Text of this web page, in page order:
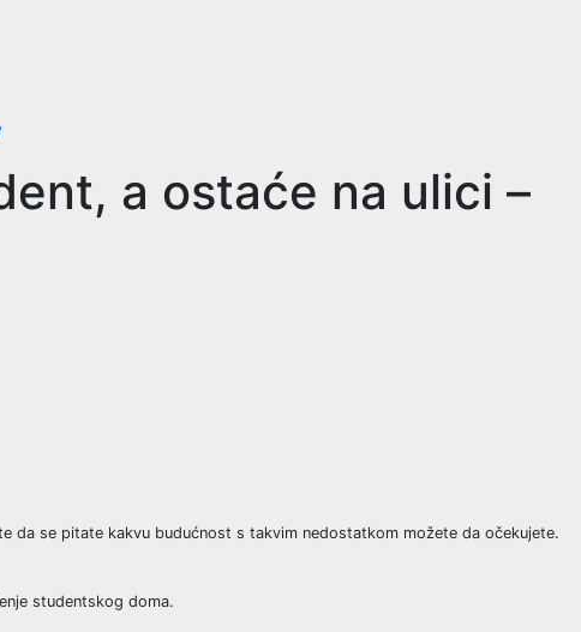
a ostaće na ulici –
da se pitate kakvu budućnost s takvim nedostatkom možete da očekujete.
studentskog doma.